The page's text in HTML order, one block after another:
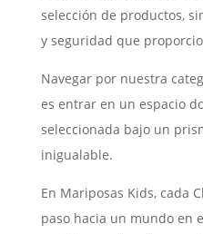
selección de productos,
y seguridad que
Navegar por nuestra
es entrar en un espacio
seleccionada bajo un
inigualable.
En Mariposas Kids, cada
paso hacia un mundo en